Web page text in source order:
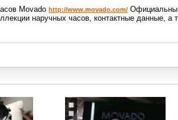
Movadohttp://www.movado.com/
наручных часов, контактные данные,